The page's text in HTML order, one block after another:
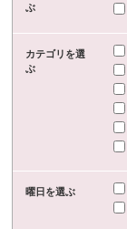
ぶ
カテゴリを選
ぶ
曜日を選ぶ